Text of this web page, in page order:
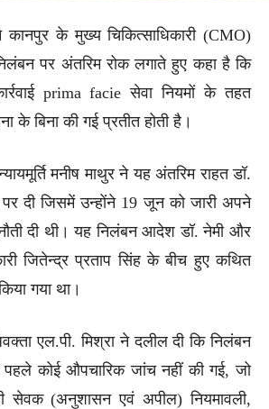
ने कानपुर के मुख्य चिकित्साधिकारी (CMO)
पर अंतरिम रोक लगाते हुए कहा है कि
prima facie सेवा नियमों के तहत
के बिना की गई प्रतीत होती है।
मनीष माथुर ने यह अंतरिम राहत डॉ.
दी जिसमें उन्होंने 19 जून को जारी अपने
दी थी। यह निलंबन आदेश डॉ. नेमी और
जितेन्द्र प्रताप सिंह के बीच हुए कथित
गया था।
एल.पी. मिश्रा ने दलील दी कि निलंबन
कोई औपचारिक जांच नहीं की गई, जो
सेवक (अनुशासन एवं अपील) नियमावली,